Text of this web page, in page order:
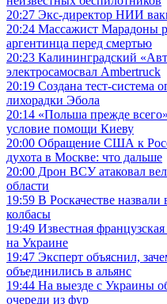
20:27 Экс-директор НИИ
20:24 Массажист Марадоны
аргентинца перед смертью
20:23 Калининградский
электросамосвал Ambertruck
20:19 Создана тест-система
лихорадки Эбола
20:14 «Польша прежде
условие помощи Киеву
20:00 Обращение США к
духота в Москве: что дальше
20:00 Дрон ВСУ атаковал
области
19:59 В Роскачестве
колбасы
19:49 Известная
на Украине
19:47 Эксперт объяснил,
объединились в альянс
19:44 На выезде с Украины
очереди из фур